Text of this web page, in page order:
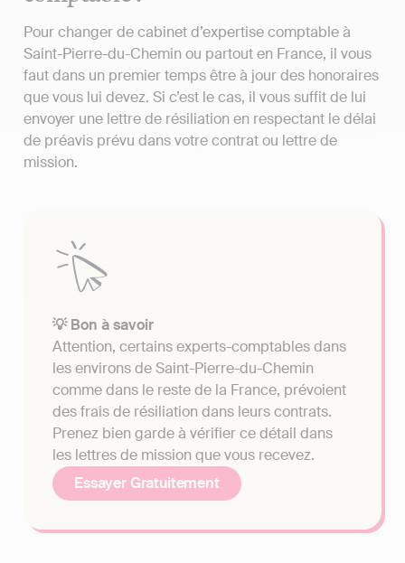
Pour changer de cabinet d’expertise comptable à
Saint-Pierre-du-Chemin ou partout en France, il vous
faut dans un premier temps être à jour des honoraires
que vous lui devez. Si c’est le cas, il vous suffit de lui
envoyer une lettre de résiliation en respectant le délai
de préavis prévu dans votre contrat ou lettre de
mission.
💡 Bon à savoir
Attention, certains experts-comptables dans
les environs de Saint-Pierre-du-Chemin
comme dans le reste de la France, prévoient
des frais de résiliation dans leurs contrats.
Prenez bien garde à vérifier ce détail dans
les lettres de mission que vous recevez.
Essayer Gratuitement